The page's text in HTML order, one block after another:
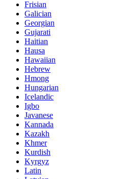
Frisian
Galician
Georgian
Gujarati
Haitian
Hausa
Hawaiian
Hebrew
Hmong
Hungarian
Icelandic
Igbo
Javanese
Kannada
Kazakh
Khmer
Kurdish
Kyrgyz
Latin